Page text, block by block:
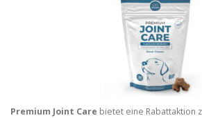
Premium Joint Care bietet eine Rabattaktion